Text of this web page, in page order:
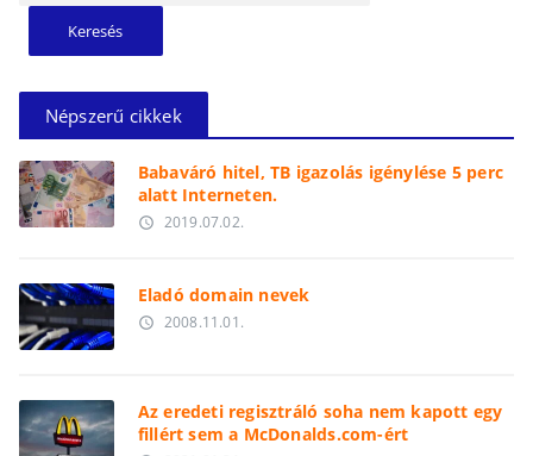
Népszerű cikkek
Babaváró hitel, TB igazolás igénylése 5 perc
alatt Interneten.
access_time 2019.07.02.
Eladó domain nevek
access_time 2008.11.01.
Az eredeti regisztráló soha nem kapott egy
fillért sem a McDonalds.com-ért